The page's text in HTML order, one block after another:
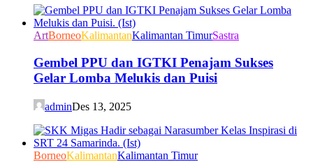
ArtBorneoKalimantanKalimantan TimurSastra
Gembel PPU dan IGTKI Penajam Sukses
Gelar Lomba Melukis dan Puisi
adminDes 13, 2025
BorneoKalimantanKalimantan Timur